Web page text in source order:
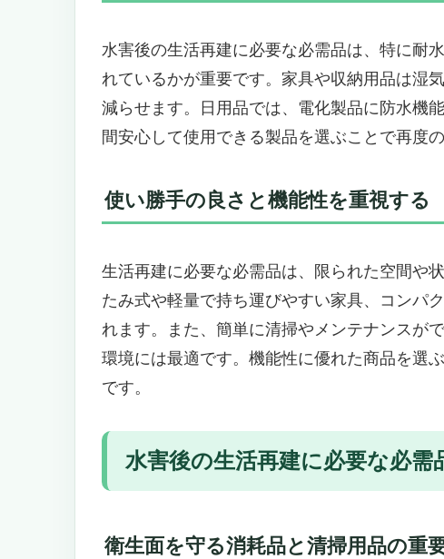
生活再建に欠かせない！水害後の緊急対
衛生環境も万全！水害後の不便さを軽減
こんなニーズの方におすすめ
災害時の安心を支える必須アイテム「防災
用）」
長期保存可能な非常食や衛生用品も充実
水害・台風・地震に備えるならこれ一本
こんなニーズの人におすすめ
こんなニーズの人にはおすすめできない
季節を問わず使える熱中症対策＆寒さ対
軽量ナイロン素材で持ち運びもラクラク
水害後の生活再建に必要な必需品「HIH
水害後の生活再建に必要な必需品は、特に耐
れているかが重要です。家具や収納用品は湿
減らせます。日用品では、電化製品に防水機
間安心して使用できる製品を選ぶことで再度
使い勝手の良さと機能性を重視する
生活再建に必要な必需品は、限られた空間や
たみ式や軽量で持ち運びやすい家具、コンパ
れます。また、簡単に清掃やメンテナンスが
環境には最適です。機能性に優れた商品を選
です。
水害後の生活再建に必要な必需
衛生面を守る消耗品と清掃用品の重